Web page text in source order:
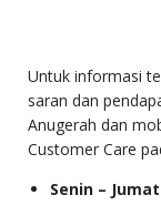
Untuk informasi
saran dan
Anugerah dan
Customer Care
Senin –